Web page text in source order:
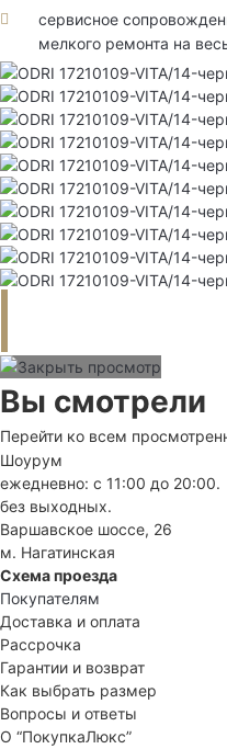
сервисное
мелкого ремонта на
Вы смотрели
Перейти ко всем
Шоурум
ежедневно: с 11:00 до 20:00.
без выходных.
Варшавское шоссе, 26
м. Нагатинская
Схема проезда
Покупателям
Доставка и оплата
Рассрочка
Гарантии и возврат
Как выбрать размер
Вопросы и ответы
О “ПокупкаЛюкс”